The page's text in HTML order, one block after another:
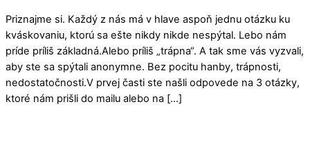
Priznajme si. Každý z nás má v hlave aspoň jednu otázku ku
kváskovaniu, ktorú sa ešte nikdy nikde nespýtal. Lebo nám
príde príliš základná.Alebo príliš „trápna“. A tak sme vás vyzvali,
aby ste sa spýtali anonymne. Bez pocitu hanby, trápnosti,
nedostatočnosti.V prvej časti ste našli odpovede na 3 otázky,
ktoré nám prišli do mailu alebo na […]